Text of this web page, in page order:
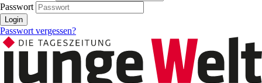
Passwort
Login
Passwort vergessen?